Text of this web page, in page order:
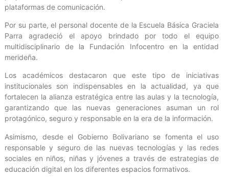
plataformas de comunicación.
Por su parte, el personal docente de la Escuela Básica Graciela
Parra agradeció el apoyo brindado por todo el equipo
multidisciplinario de la Fundación Infocentro en la entidad
merideña.
Los académicos destacaron que este tipo de iniciativas
institucionales son indispensables en la actualidad, ya que
fortalecen la alianza estratégica entre las aulas y la tecnología,
garantizando que las nuevas generaciones asuman un rol
protagónico, seguro y responsable en la era de la información.
Asimismo, desde el Gobierno Bolivariano se fomenta el uso
responsable y seguro de las nuevas tecnologías y las redes
sociales en niños, niñas y jóvenes a través de estrategias de
educación digital en los diferentes espacios formativos.